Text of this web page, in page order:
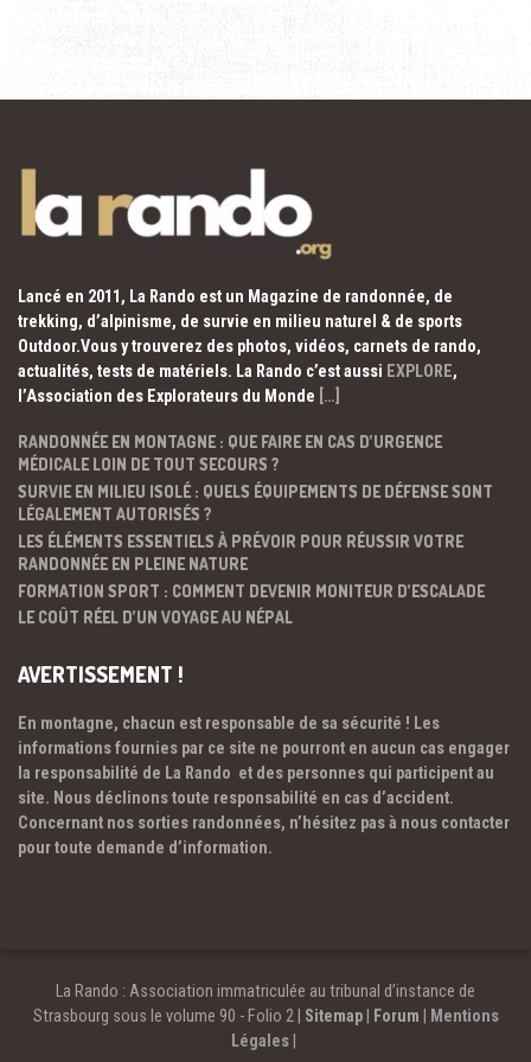
Lancé en 2011, La Rando est un Magazine de randonnée, de
trekking, d’alpinisme, de survie en milieu naturel & de sports
Outdoor.Vous y trouverez des photos, vidéos, carnets de rando,
actualités, tests de matériels. La Rando c’est aussi EXPLORE,
l’Association des Explorateurs du Monde […]
RANDONNÉE EN MONTAGNE : QUE FAIRE EN CAS D’URGENCE
MÉDICALE LOIN DE TOUT SECOURS ?
SURVIE EN MILIEU ISOLÉ : QUELS ÉQUIPEMENTS DE DÉFENSE SONT
LÉGALEMENT AUTORISÉS ?
LES ÉLÉMENTS ESSENTIELS À PRÉVOIR POUR RÉUSSIR VOTRE
RANDONNÉE EN PLEINE NATURE
FORMATION SPORT : COMMENT DEVENIR MONITEUR D’ESCALADE
LE COÛT RÉEL D’UN VOYAGE AU NÉPAL
AVERTISSEMENT !
En montagne, chacun est responsable de sa sécurité ! Les
informations fournies par ce site ne pourront en aucun cas engager
la responsabilité de La Rando et des personnes qui participent au
site. Nous déclinons toute responsabilité en cas d’accident.
Concernant nos sorties randonnées, n’hésitez pas à nous contacter
pour toute demande d’information.
La Rando : Association immatriculée au tribunal d’instance de
Strasbourg sous le volume 90 - Folio 2 | Sitemap| Forum
Mentions
Légales